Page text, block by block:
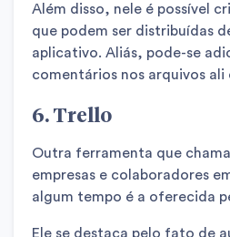
Além disso, nele é possível
que podem ser distribuídas
aplicativo. Aliás, pode-se
comentários nos arquivos
6. Trello
Outra ferramenta que
empresas e colaboradores
algum tempo é a oferecida
Ele se destaca pelo fato de